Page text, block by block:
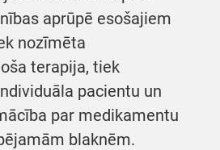
aprūpē esošajiem
nozīmēta
terapija, tiek
pacientu un
par medikamentu
blaknēm.